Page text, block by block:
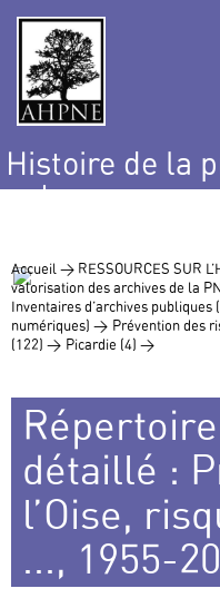
Histoire de la
nature
Accueil > RESSOURCES SUR
valorisation des archives de la
Inventaires d’archives
numériques) > Prévention des
(122) > Picardie (4) >
détaillé :
l’Oise,
..., 1955-